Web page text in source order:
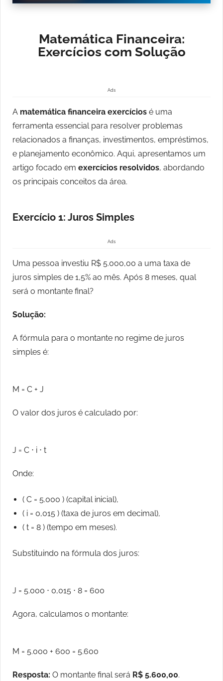
Matemática Financeira:
Exercícios com Solução
Ads
A matemática financeira exercícios é uma
ferramenta essencial para resolver problemas
relacionados a finanças, investimentos, empréstimos,
e planejamento econômico. Aqui, apresentamos um
artigo focado em exercícios resolvidos, abordando
os principais conceitos da área.
Exercício 1: Juros Simples
Ads
Uma pessoa investiu R$ 5.000,00 a uma taxa de
juros simples de 1,5% ao mês. Após 8 meses, qual
será o montante final?
Solução:
A fórmula para o montante no regime de juros
simples é:
M = C + J
O valor dos juros é calculado por:
J = C ⋅ i ⋅ t
Onde:
( C = 5.000 ) (capital inicial),
( i = 0,015 ) (taxa de juros em decimal),
( t = 8 ) (tempo em meses).
Substituindo na fórmula dos juros:
J = 5.000 ⋅ 0,015 ⋅ 8 = 600
Agora, calculamos o montante:
M = 5.000 + 600 = 5.600
Resposta: O montante final será R$ 5.600,00.